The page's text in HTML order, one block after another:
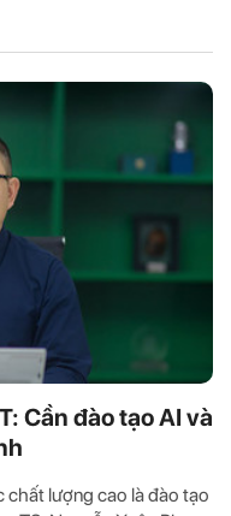
Cần đào tạo AI và
lượng cao là đào tạo